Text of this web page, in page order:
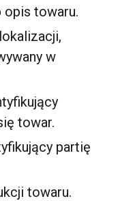
opis towaru.
w
towar.
partię
towaru.